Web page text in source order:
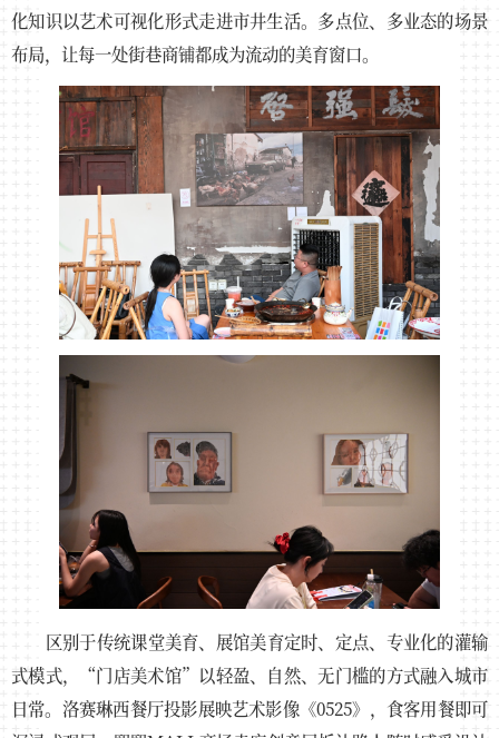
化知识以艺术可视化形式走进市井生活。多点位、多业态的场景
布局，让每一处街巷商铺都成为流动的美育窗口。
区别于传统课堂美育、展馆美育定时、定点、专业化的灌输
式模式，“门店美术馆”以轻盈、自然、无门槛的方式融入城市
日常。洛赛琳西餐厅投影展映艺术影像《0525》，食客用餐即可